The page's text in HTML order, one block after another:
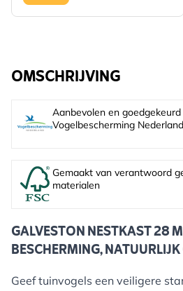
OMSCHRIJVING
Aanbevolen en
Vogelbescherming Nederland
Gemaakt van verantwoord
materialen
GALVESTON NESTKAST 28
BESCHERMING,
Geef tuinvogels een veiligere